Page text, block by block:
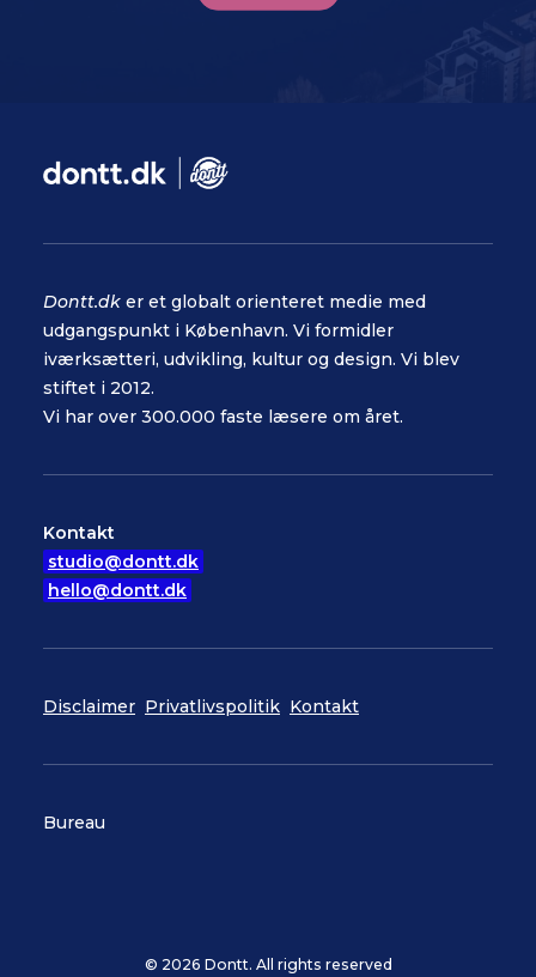
Dontt.dk er et globalt orienteret medie med
udgangspunkt i København. Vi formidler
iværksætteri, udvikling, kultur og design. Vi blev
stiftet i 2012.
Vi har over 300.000 faste læsere om året.
Kontakt
studio@dontt.dk
hello@dontt.dk
Disclaimer Privatlivspolitik Kontakt
Bureau
© 2026 Dontt. All rights reserved